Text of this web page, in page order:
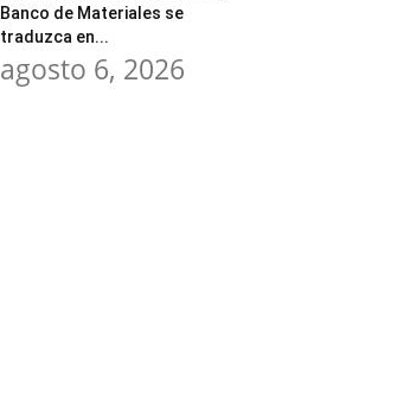
Banco de Materiales se
traduzca en...
agosto 6, 2026